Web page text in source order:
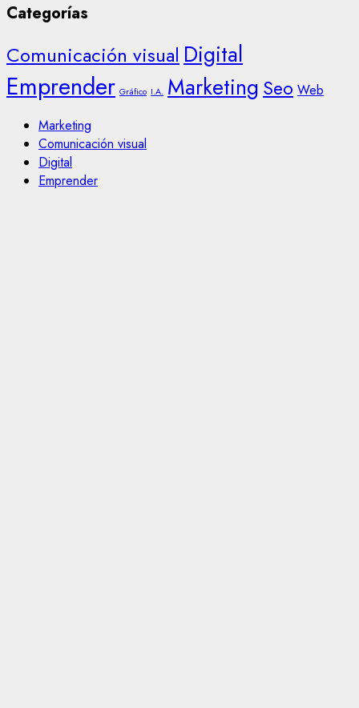
Categorías
Comunicación visual Digital
Emprender Gráfico I.A. Marketing Seo Web
Marketing
Comunicación visual
Digital
Emprender